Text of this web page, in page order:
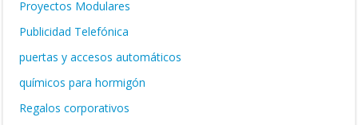
Proyectos Modulares
Publicidad Telefónica
puertas y accesos automáticos
químicos para hormigón
Regalos corporativos